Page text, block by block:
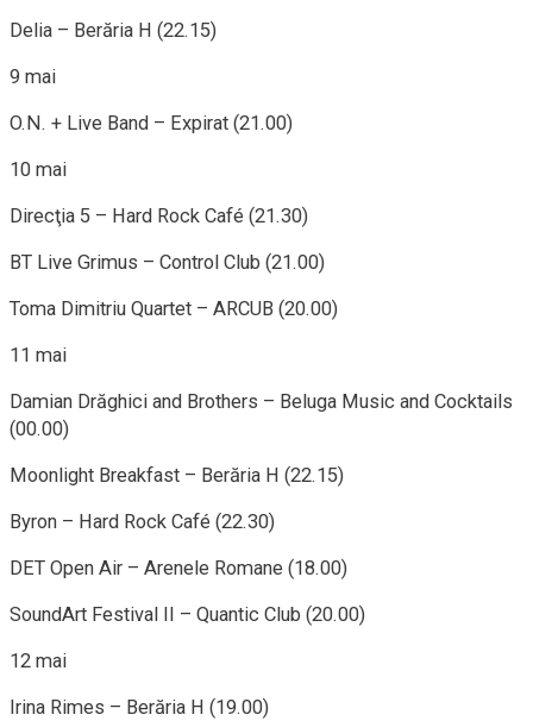
Delia – Berăria H (22.15)
9 mai
O.N. + Live Band – Expirat (21.00)
10 mai
Direcţia 5 – Hard Rock Café (21.30)
BT Live Grimus – Control Club (21.00)
Toma Dimitriu Quartet – ARCUB (20.00)
11 mai
Damian Drăghici and Brothers – Beluga Music and Cocktails
(00.00)
Moonlight Breakfast – Berăria H (22.15)
Byron – Hard Rock Café (22.30)
DET Open Air – Arenele Romane (18.00)
SoundArt Festival II – Quantic Club (20.00)
12 mai
Irina Rimes – Berăria H (19.00)